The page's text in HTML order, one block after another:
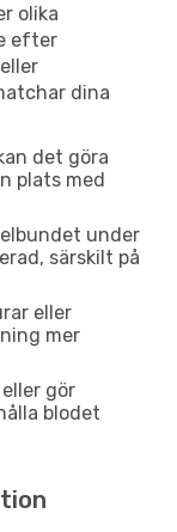
olika
efter
dina
det göra
plats med
under
särskilt på
eller
mer
gör
blodet